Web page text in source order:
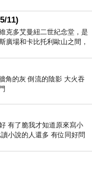
11)
克多艾曼紐二世紀念堂，是
廣場和卡比托利歐山之間，
一後的的第一位國
角的灰 倒流的陰影 大火吞
有了脆我才知道原來寫小
小說的人還多 有位同好問
高中文學獎的